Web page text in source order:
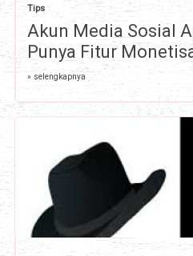
Tips
Akun Media Sosial
Punya Fitur
» selengkapnya